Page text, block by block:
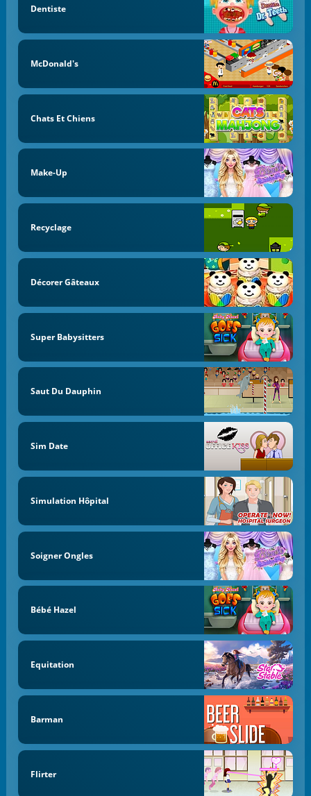
Dentiste
McDonald's
Chats Et Chiens
Make-Up
Recyclage
Décorer Gâteaux
Super Babysitters
Saut Du Dauphin
Sim Date
Simulation Hôpital
Soigner Ongles
Bébé Hazel
Equitation
Barman
Flirter